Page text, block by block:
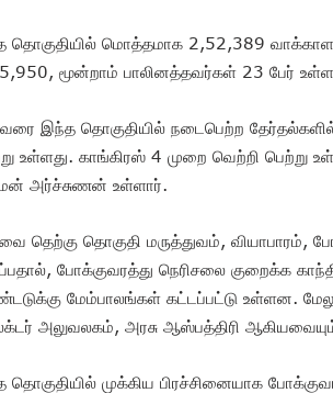
தொகுதியில் மொத்தமாக 2,52,389
மூன்றாம் பாலினத்தவர்கள் 23 பேர்
இந்த தொகுதியில் நடைபெற்ற
உள்ளது. காங்கிரஸ் 4 முறை வெற்றி
அர்ச்சுணன் உள்ளார்.
தெற்கு தொகுதி மருத்துவம், வியாபாரம்,
போக்குவரத்து நெரிசலை குறைக்க
மேம்பாலங்கள் கட்டப்பட்டு உள்ளன.
அலுவலகம், அரசு ஆஸ்பத்திரி
தொகுதியில் முக்கிய பிரச்சினையாக